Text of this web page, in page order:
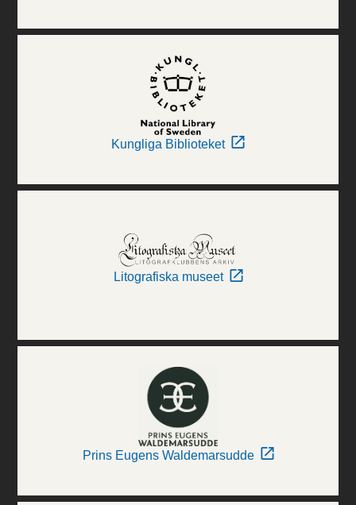
Kungliga Biblioteket
Litografiska museet
Prins Eugens Waldemarsudde